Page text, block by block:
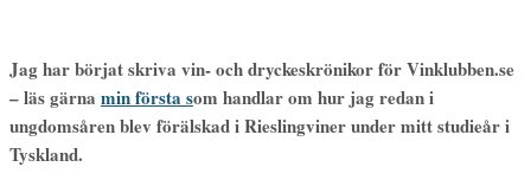
Jag har börjat skriva vin- och dryckeskrönikor för Vinklubben.se
– läs gärna min första som handlar om hur jag redan i
ungdomsåren blev förälskad i Rieslingviner under mitt studieår i
Tyskland.